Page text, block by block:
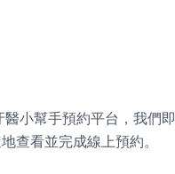
小幫手預約平台，我們即
查看並完成線上預約。